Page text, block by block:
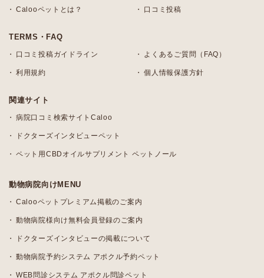
Calooペットとは？ 口コミ投稿
TERMS・FAQ
口コミ投稿ガイドライン よくあるご質問（FAQ）
利用規約 個人情報保護方針
関連サイト
病院口コミ検索サイトCaloo
ドクターズインタビューペット
ペット用CBDオイルサプリメント ペットノール
動物病院向けMENU
Calooペットプレミアム掲載のご案内
動物病院様向け無料会員登録のご案内
ドクターズインタビューの掲載について
動物病院予約システム アポクル予約ペット
WEB問診システム アポクル問診ペット